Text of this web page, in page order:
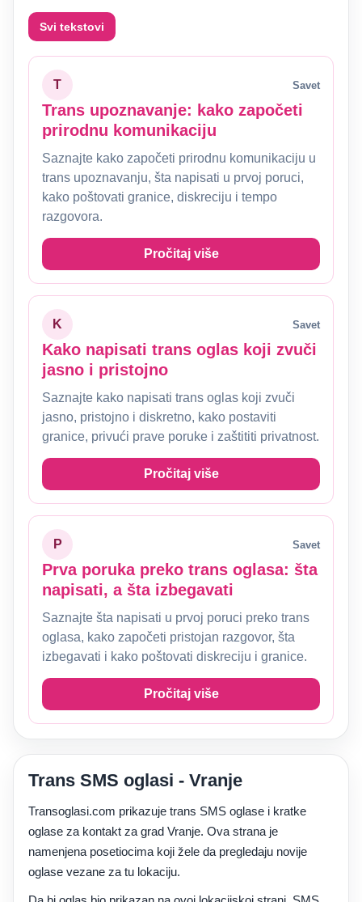
Svi tekstovi
T Savet
Trans upoznavanje: kako započeti
prirodnu komunikaciju
Saznajte kako započeti prirodnu komunikaciju u
trans upoznavanju, šta napisati u prvoj poruci,
kako poštovati granice, diskreciju i tempo
razgovora.
Pročitaj više
K Savet
Kako napisati trans oglas koji zvuči
jasno i pristojno
Saznajte kako napisati trans oglas koji zvuči
jasno, pristojno i diskretno, kako postaviti
granice, privući prave poruke i zaštititi privatnost.
Pročitaj više
P Savet
Prva poruka preko trans oglasa: šta
napisati, a šta izbegavati
Saznajte šta napisati u prvoj poruci preko trans
oglasa, kako započeti pristojan razgovor, šta
izbegavati i kako poštovati diskreciju i granice.
Pročitaj više
Trans SMS oglasi - Vranje
Transoglasi.com prikazuje trans SMS oglase i kratke
oglase za kontakt za grad Vranje. Ova strana je
namenjena posetiocima koji žele da pregledaju novije
oglase vezane za tu lokaciju.